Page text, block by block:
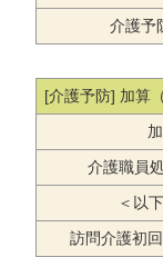
介護予
[介護予防] 加算
介護職員
＜以
訪問介護初